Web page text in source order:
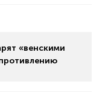
«венскими